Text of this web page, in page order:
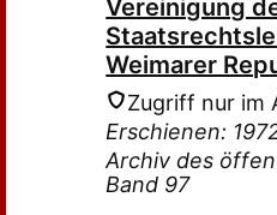
Vereinigung
Weimarer
Zugriff nur im
Erschienen:
Archiv des
Band 97